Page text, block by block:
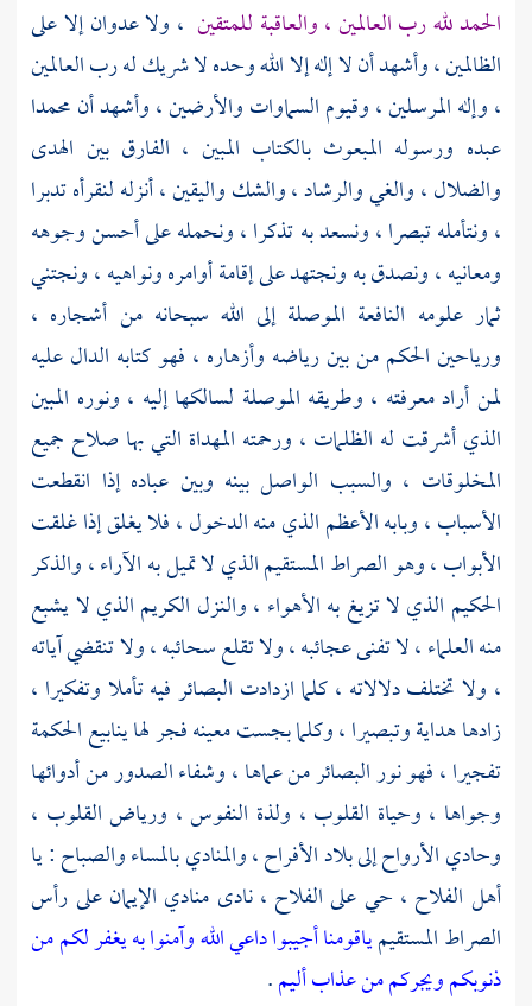
الحمد لله رب العالمين ، والعاقبة للمتقين ، ولا عدوان إلا على
الظالمين ، وأشهد أن لا إله إلا الله وحده لا شريك له رب العالمين
، وإله المرسلين ، وقيوم السماوات والأرضين ، وأشهد أنمحمدا
عبده ورسوله المبعوث بالكتاب المبين ، الفارق بين الهدى
والضلال ، والغي والرشاد ، والشك واليقين ، أنزله لنقرأه تدبرا
، ونتأمله تبصرا ، ونسعد به تذكرا ، ونحمله على أحسن وجوهه
ومعانيه ، ونصدق به ونجتهد على إقامة أوامره ونواهيه ، ونجتني
ثمار علومه النافعة الموصلة إلى الله سبحانه من أشجاره ،
ورياحين الحكم من بين رياضه وأزهاره ، فهو كتابه الدال عليه
لمن أراد معرفته ، وطريقه الموصلة لسالكها إليه ، ونوره المبين
الذي أشرقت له الظلمات ، ورحمته المهداة التي بها صلاح جميع
المخلوقات ، والسبب الواصل بينه وبين عباده إذا انقطعت
الأسباب ، وبابه الأعظم الذي منه الدخول ، فلا يغلق إذا غلقت
الأبواب ، وهو الصراط المستقيم الذي لا تميل به الآراء ، والذكر
الحكيم الذي لا تزيغ به الأهواء ، والنزل الكريم الذي لا يشبع
منه العلماء ، لا تفنى عجائبه ، ولا تقلع سحائبه ، ولا تنقضي آياته
، ولا تختلف دلالاته ، كلما ازدادت البصائر فيه تأملا وتفكيرا ،
زادها هداية وتبصيرا ، وكلما بجست معينه فجر لها ينابيع الحكمة
تفجيرا ، فهو نور البصائر من عماها ، وشفاء الصدور من أدوائها
وجواها ، وحياة القلوب ، ولذة النفوس ، ورياض القلوب ،
وحادي الأرواح إلى بلاد الأفراح ، والمنادي بالمساء والصباح : يا
أهل الفلاح ، حي على الفلاح ، نادى منادي الإيمان على رأس
الصراط المستقيمياقومنا أجيبوا داعي الله وآمنوا به يغفر لكم من
ذنوبكم ويجركم من عذاب أليم.